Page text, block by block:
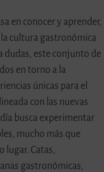
en conocer y aprender,
cultura gastronómica
dudas, este conjunto de
en torno a la
únicas para el
con las nuevas
busca experimentar
mucho más que
lugar. Catas,
gastronómicas,